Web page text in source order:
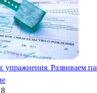
упражнения. Развиваем